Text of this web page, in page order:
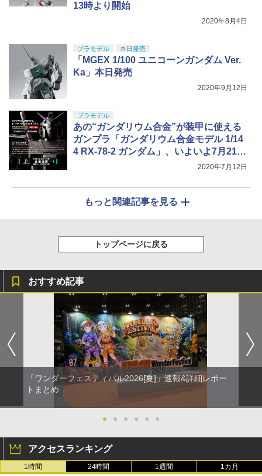
13時より開始
2020年8月4日
プラモデル 本日発売
「MGEX 1/100 ユニコーンガンダム Ver.
Ka」本日発売
2020年9月12日
プラモデル
あの“ガンダリウム合金”が装甲に使える
ガンプラ「ガンダリウム合金モデル 1/14
4 RX-78-2 ガンダム」、いよいよ7月21日
2020年7月12日
もっと関連記事を見る
トップページに戻る
おすすめ記事
「ワンダーフェスティバル2026[夏]」速報&詳細レポー
トまとめ
● ● ● ● ● ●
アクセスランキング
1時間 24時間 1週間 1カ月